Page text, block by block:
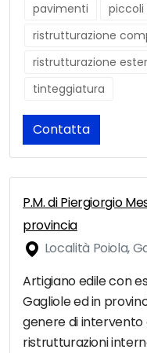
pavimenti
piccoli
ristrutturazione
ristrutturazione
tinteggiatura
Contatta
P.M. di Piergiorgio
provincia
Località Poiola,
Artigiano edile con
Gagliole ed in
genere di
ristrutturazioni